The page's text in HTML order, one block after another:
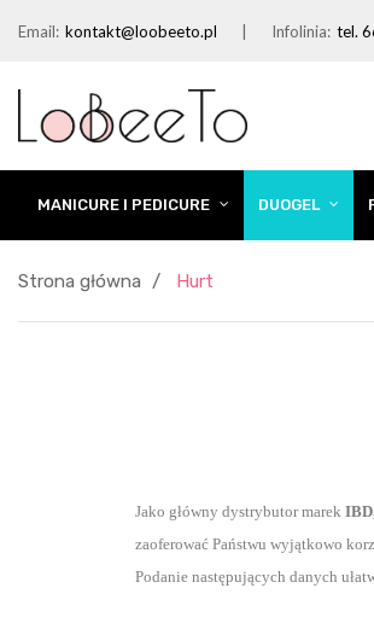
Email: kontakt@loobeeto.pl Infolinia: tel.
MANICURE I PEDICURE DUOGEL
Strona główna Hurt
Jako główny dystrybutor marek
zaoferować Państwu wyjątkowo
Podanie następujących danych